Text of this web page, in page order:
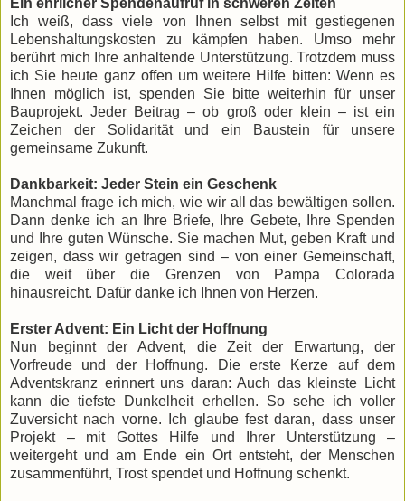
Ein ehrlicher Spendenaufruf in schweren Zeiten
Ich weiß, dass viele von Ihnen selbst mit gestiegenen
Lebenshaltungskosten zu kämpfen haben. Umso mehr
berührt mich Ihre anhaltende Unterstützung. Trotzdem muss
ich Sie heute ganz offen um weitere Hilfe bitten: Wenn es
Ihnen möglich ist, spenden Sie bitte weiterhin für unser
Bauprojekt. Jeder Beitrag – ob groß oder klein – ist ein
Zeichen der Solidarität und ein Baustein für unsere
gemeinsame Zukunft.
Dankbarkeit: Jeder Stein ein Geschenk
Manchmal frage ich mich, wie wir all das bewältigen sollen.
Dann denke ich an Ihre Briefe, Ihre Gebete, Ihre Spenden
und Ihre guten Wünsche. Sie machen Mut, geben Kraft und
zeigen, dass wir getragen sind – von einer Gemeinschaft,
die weit über die Grenzen von Pampa Colorada
hinausreicht. Dafür danke ich Ihnen von Herzen.
Erster Advent: Ein Licht der Hoffnung
Nun beginnt der Advent, die Zeit der Erwartung, der
Vorfreude und der Hoffnung. Die erste Kerze auf dem
Adventskranz erinnert uns daran: Auch das kleinste Licht
kann die tiefste Dunkelheit erhellen. So sehe ich voller
Zuversicht nach vorne. Ich glaube fest daran, dass unser
Projekt – mit Gottes Hilfe und Ihrer Unterstützung –
weitergeht und am Ende ein Ort entsteht, der Menschen
zusammenführt, Trost spendet und Hoffnung schenkt.